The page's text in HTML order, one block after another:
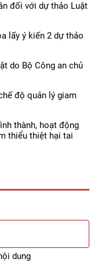
đối với dự thảo Luật
lấy ý kiến 2 dự thảo
do Bộ Công an chủ
độ quản lý giam
thành, hoạt động
thiểu thiệt hại tai
dung